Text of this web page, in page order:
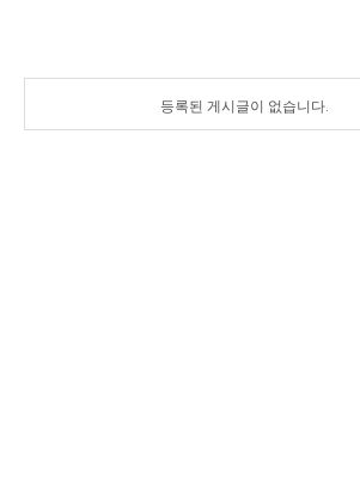
등록된 게시글이 없습니다.